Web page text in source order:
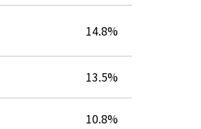
14.8%
13.5%
10.8%